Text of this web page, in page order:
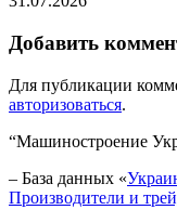
Добавить
Для публикации
авторизоваться.
“Машиностроение
– База данных «
Производители и